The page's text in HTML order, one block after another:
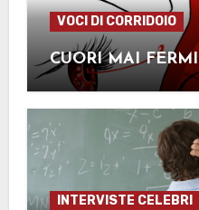
VOCI DI CORRIDOIO
CUORI MAI FERMI
INTERVISTE CELEBRI